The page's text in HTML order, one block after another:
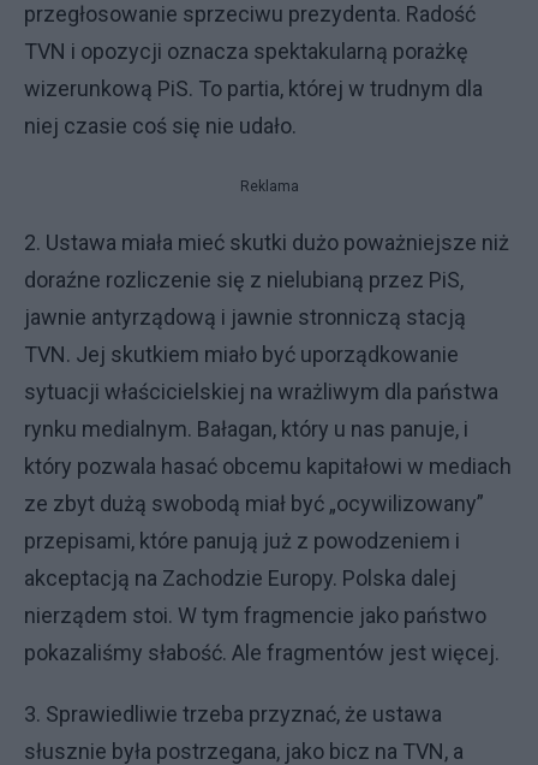
przegłosowanie sprzeciwu prezydenta. Radość
TVN i opozycji oznacza spektakularną porażkę
wizerunkową PiS. To partia, której w trudnym dla
niej czasie coś się nie udało.
Reklama
2. Ustawa miała mieć skutki dużo poważniejsze niż
doraźne rozliczenie się z nielubianą przez PiS,
jawnie antyrządową i jawnie stronniczą stacją
TVN. Jej skutkiem miało być uporządkowanie
sytuacji właścicielskiej na wrażliwym dla państwa
rynku medialnym. Bałagan, który u nas panuje, i
który pozwala hasać obcemu kapitałowi w mediach
ze zbyt dużą swobodą miał być „ocywilizowany”
przepisami, które panują już z powodzeniem i
akceptacją na Zachodzie Europy. Polska dalej
nierządem stoi. W tym fragmencie jako państwo
pokazaliśmy słabość. Ale fragmentów jest więcej.
3. Sprawiedliwie trzeba przyznać, że ustawa
słusznie była postrzegana, jako bicz na TVN, a